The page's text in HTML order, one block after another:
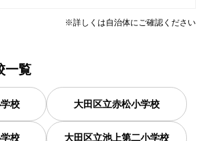
※詳しくは自治体にご確認ください
一覧
校 大田区立赤松小学校
校 大田区立池上第二小学校